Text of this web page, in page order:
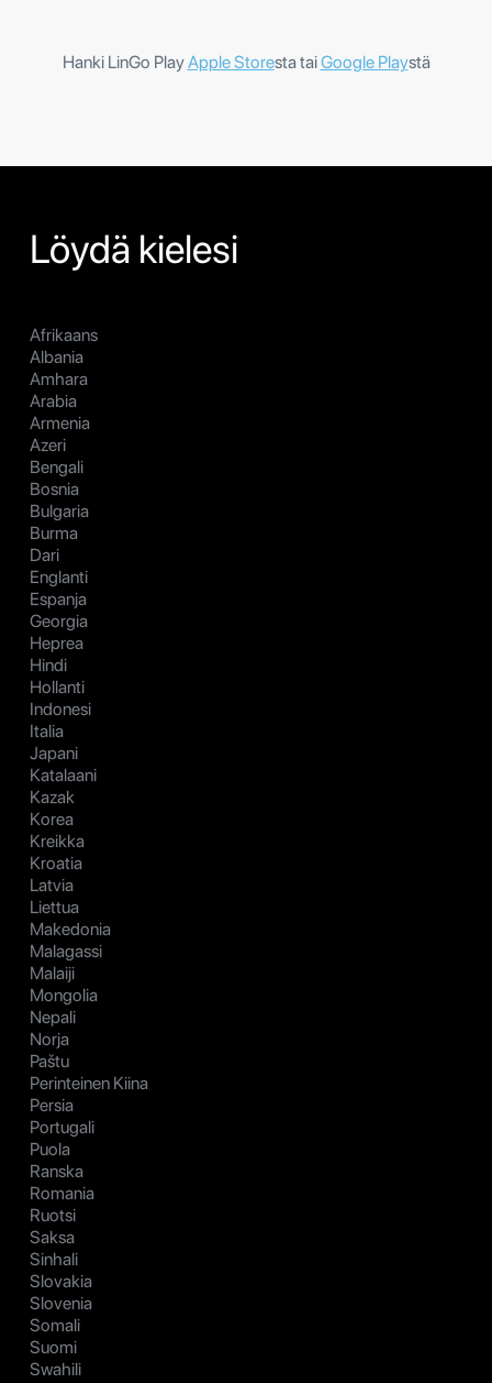
Hanki LinGo PlayApple Storesta taiGoogle Playstä
Löydä kielesi
Afrikaans
Albania
Amhara
Arabia
Armenia
Azeri
Bengali
Bosnia
Bulgaria
Burma
Dari
Englanti
Espanja
Georgia
Heprea
Hindi
Hollanti
Indonesi
Italia
Japani
Katalaani
Kazak
Korea
Kreikka
Kroatia
Latvia
Liettua
Makedonia
Malagassi
Malaiji
Mongolia
Nepali
Norja
Paštu
Perinteinen Kiina
Persia
Portugali
Puola
Ranska
Romania
Ruotsi
Saksa
Sinhali
Slovakia
Slovenia
Somali
Suomi
Swahili